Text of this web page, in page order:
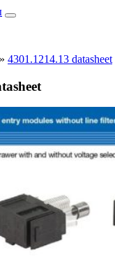
» 4301.1214.13 datasheet